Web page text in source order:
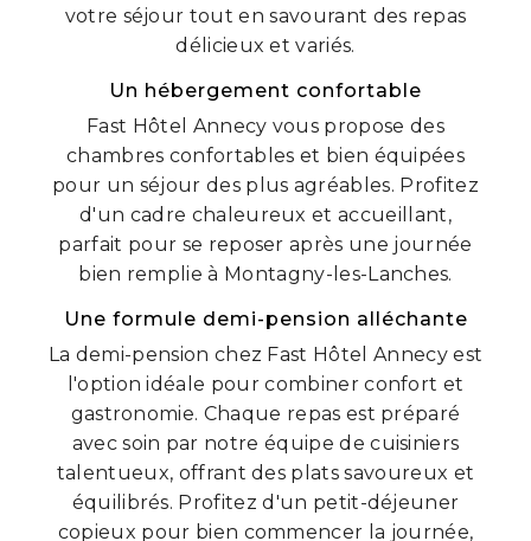
votre séjour tout en savourant des repas
délicieux et variés.
Un hébergement confortable
Fast Hôtel Annecy vous propose des
chambres confortables et bien équipées
pour un séjour des plus agréables. Profitez
d'un cadre chaleureux et accueillant,
parfait pour se reposer après une journée
bien remplie à Montagny-les-Lanches.
Une formule demi-pension alléchante
La demi-pension chez Fast Hôtel Annecy est
l'option idéale pour combiner confort et
gastronomie. Chaque repas est préparé
avec soin par notre équipe de cuisiniers
talentueux, offrant des plats savoureux et
équilibrés. Profitez d'un petit-déjeuner
copieux pour bien commencer la journée,